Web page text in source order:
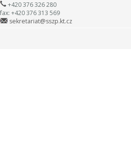
+420 376 326 280
fax: +420 376 313 569
sekretariat@sszp.kt.cz